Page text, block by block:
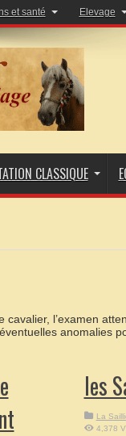
et santé Elevage
CLASSIQUE
cavalier, l’examen
anomalies
les
La
4,378